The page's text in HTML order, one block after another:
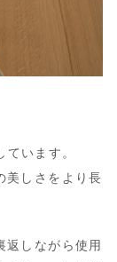
います。
美しさをより長
返しながら使用